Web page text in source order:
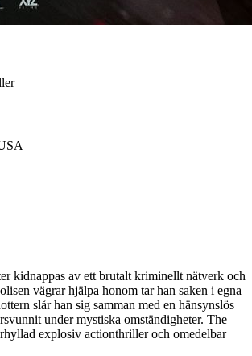
kidnappas av ett brutalt kriminellt nätverk och
vägrar hjälpa honom tar han saken i egna
slår han sig samman med en hänsynslös
under mystiska omständigheter. The
explosiv actionthriller och omedelbar